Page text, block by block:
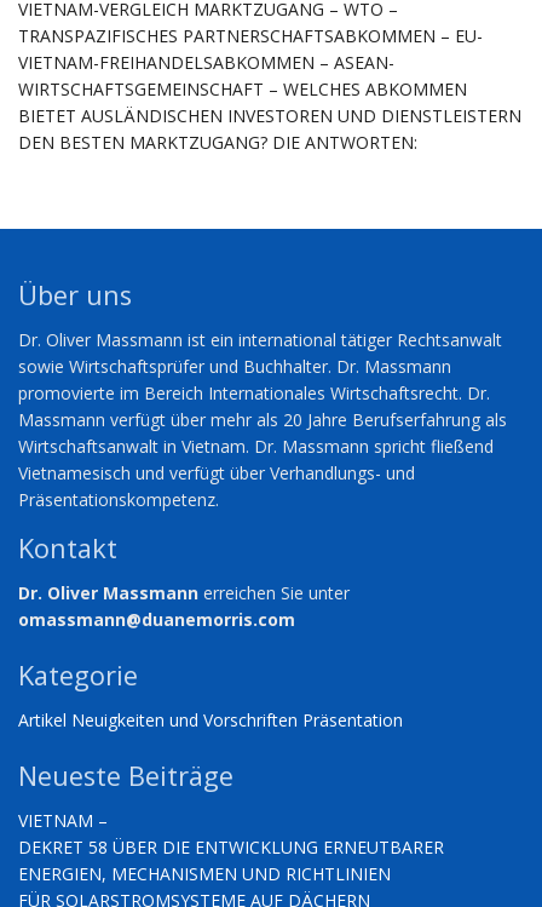
VIETNAM-VERGLEICH MARKTZUGANG – WTO –
TRANSPAZIFISCHES PARTNERSCHAFTSABKOMMEN – EU-
VIETNAM-FREIHANDELSABKOMMEN – ASEAN-
WIRTSCHAFTSGEMEINSCHAFT – WELCHES ABKOMMEN
BIETET AUSLÄNDISCHEN INVESTOREN UND DIENSTLEISTERN
DEN BESTEN MARKTZUGANG? DIE ANTWORTEN:
Über uns
Dr. Oliver Massmann ist ein international tätiger Rechtsanwalt
sowie Wirtschaftsprüfer und Buchhalter. Dr. Massmann
promovierte im Bereich Internationales Wirtschaftsrecht. Dr.
Massmann verfügt über mehr als 20 Jahre Berufserfahrung als
Wirtschaftsanwalt in Vietnam. Dr. Massmann spricht fließend
Vietnamesisch und verfügt über Verhandlungs- und
Präsentationskompetenz.
Kontakt
Dr. Oliver Massmann erreichen Sie unter
omassmann@duanemorris.com
Kategorie
Artikel Neuigkeiten und Vorschriften Präsentation
Neueste Beiträge
VIETNAM –
DEKRET 58 ÜBER DIE ENTWICKLUNG ERNEUTBARER
ENERGIEN, MECHANISMEN UND RICHTLINIEN
FÜR SOLARSTROMSYSTEME AUF DÄCHERN